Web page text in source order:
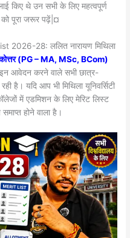
किए थे उन सभी के लिए महत्वपूर्ण
को पूरा जरूर पढ़ें|¤
2026-28: ललित नारायण मिथिला
(PG – MA, MSc, BCom)
आवेदन करने वाले सभी छात्र-
है। यदि आप भी मिथिला यूनिवर्सिटी
में एडमिशन के लिए मेरिट लिस्ट
होने वाला है।